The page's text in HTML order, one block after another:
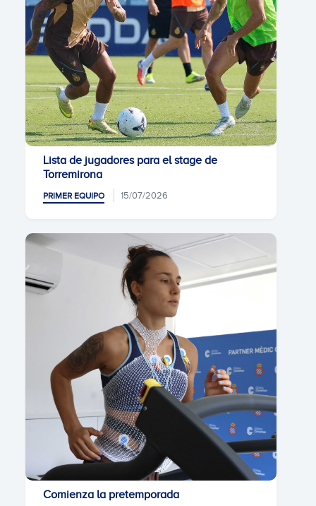
Lista de jugadores para el stage de
Torremirona
PRIMER EQUIPO 15/07/2026
Comienza la pretemporada